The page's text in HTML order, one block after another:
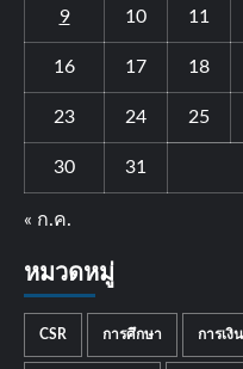
9 10 11
16 17 18
23 24 25
30 31
« ก.ค.
หมวดหมู่
CSR การศึกษา การเงิ